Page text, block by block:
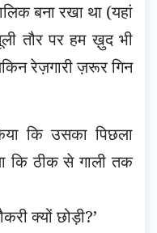
बना रखा था (यहां
तौर पर हम ख़ुद भी
रेज़गारी ज़रूर गिन
कि उसका पिछला
कि ठीक से गाली तक
क्यों छोड़ी?’